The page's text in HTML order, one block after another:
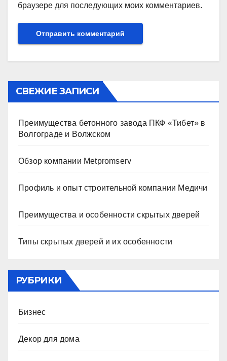
браузере для последующих моих комментариев.
СВЕЖИЕ ЗАПИСИ
Преимущества бетонного завода ПКФ «Тибет» в
Волгограде и Волжском
Обзор компании Metpromserv
Профиль и опыт строительной компании Медичи
Преимущества и особенности скрытых дверей
Типы скрытых дверей и их особенности
РУБРИКИ
Бизнес
Декор для дома